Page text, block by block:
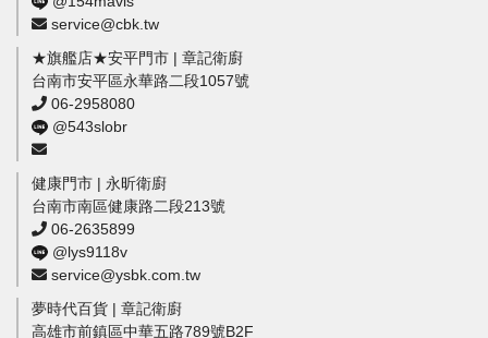
service@cbk.tw
★旗艦店★安平門市 | 章記衛廚
台南市安平區永華路二段1057號
06-2958080
@543slobr
健康門市 | 永昕衛廚
台南市南區健康路二段213號
06-2635899
@lys9118v
service@ysbk.com.tw
夢時代百貨 | 章記衛廚
高雄市前鎮區中華五路789號B2F